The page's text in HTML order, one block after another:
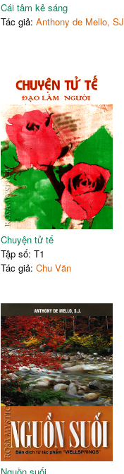
Cái tâm kẻ sáng
Tác giả: Anthony de Mello, SJ
Chuyện tử tế
Tập số: T1
Tác giả: Chu Văn